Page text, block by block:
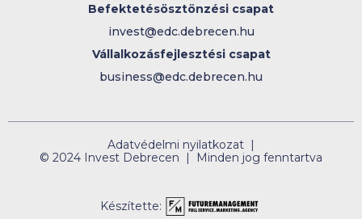
Befektetésösztönzési csapat
invest@edc.debrecen.hu
Vállalkozásfejlesztési csapat
business@edc.debrecen.hu
Adatvédelmi nyilatkozat |
© 2024 Invest Debrecen | Minden jog fenntartva
Készítette: